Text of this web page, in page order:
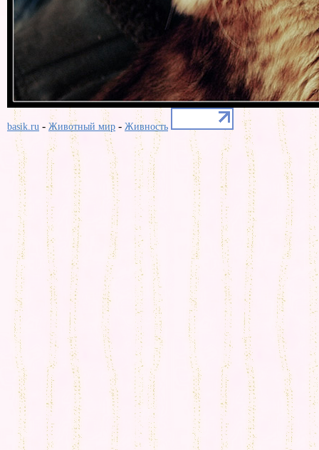
basik.ru - Животный мир - Живность